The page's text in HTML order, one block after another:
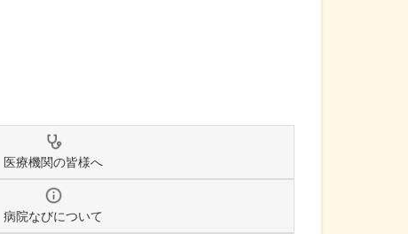
医療機関の皆様へ
病院なびについて